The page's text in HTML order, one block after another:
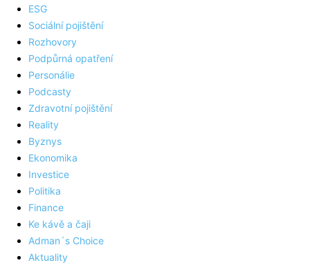
ESG
Sociální pojištění
Rozhovory
Podpůrná opatření
Personálie
Podcasty
Zdravotní pojištění
Reality
Byznys
Ekonomika
Investice
Politika
Finance
Ke kávě a čaji
Adman´s Choice
Aktuality